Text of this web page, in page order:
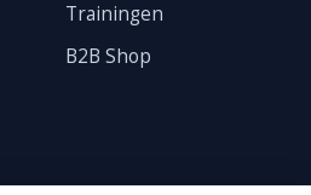
Trainingen
B2B Shop